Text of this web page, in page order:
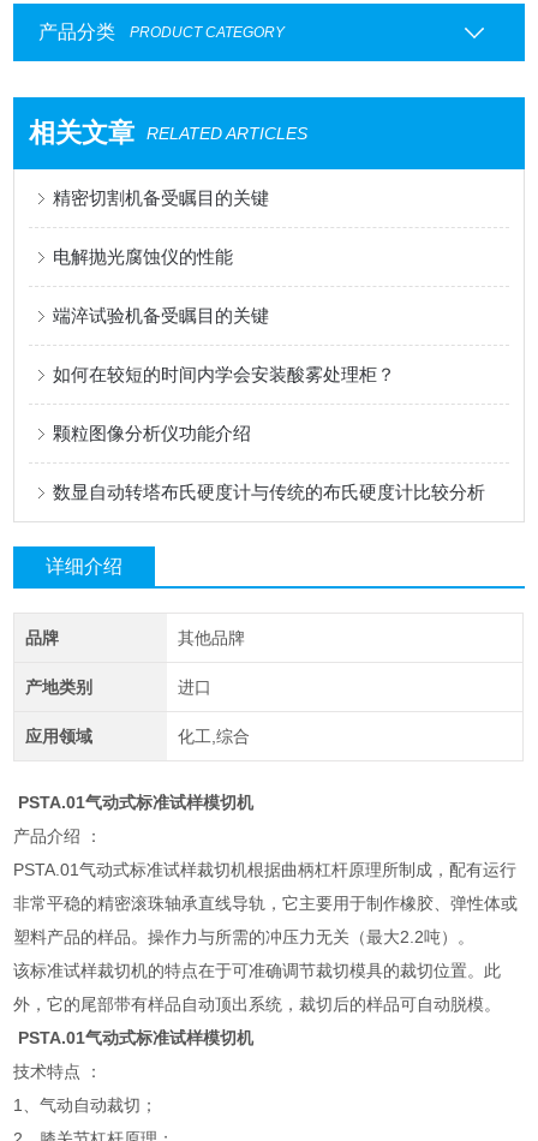
产品分类 PRODUCT CATEGORY
相关文章 RELATED ARTICLES
精密切割机备受瞩目的关键
电解抛光腐蚀仪的性能
端淬试验机备受瞩目的关键
如何在较短的时间内学会安装酸雾处理柜？
颗粒图像分析仪功能介绍
数显自动转塔布氏硬度计与传统的布氏硬度计比较分析
详细介绍
品牌 其他品牌
产地类别 进口
应用领域 化工,综合
PSTA.01气动式标准试样模切机
产品介绍 ：
PSTA.01气动式标准试样裁切机根据曲柄杠杆原理所制成，配有运行
非常平稳的精密滚珠轴承直线导轨，它主要用于制作橡胶、弹性体或
塑料产品的样品。操作力与所需的冲压力无关（最大2.2吨）。
该标准试样裁切机的特点在于可准确调节裁切模具的裁切位置。此
外，它的尾部带有样品自动顶出系统，裁切后的样品可自动脱模。
PSTA.01气动式标准试样模切机
技术特点 ：
1、气动自动裁切；